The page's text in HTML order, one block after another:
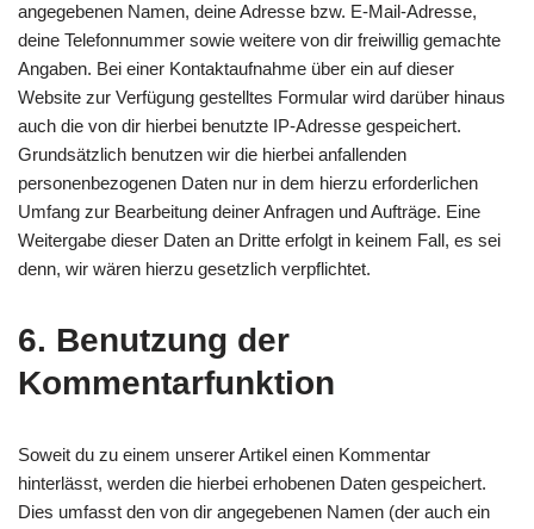
angegebenen Namen, deine Adresse bzw. E-Mail-Adresse,
deine Telefonnummer sowie weitere von dir freiwillig gemachte
Angaben. Bei einer Kontaktaufnahme über ein auf dieser
Website zur Verfügung gestelltes Formular wird darüber hinaus
auch die von dir hierbei benutzte IP-Adresse gespeichert.
Grundsätzlich benutzen wir die hierbei anfallenden
personenbezogenen Daten nur in dem hierzu erforderlichen
Umfang zur Bearbeitung deiner Anfragen und Aufträge. Eine
Weitergabe dieser Daten an Dritte erfolgt in keinem Fall, es sei
denn, wir wären hierzu gesetzlich verpflichtet.
6. Benutzung der
Kommentarfunktion
Soweit du zu einem unserer Artikel einen Kommentar
hinterlässt, werden die hierbei erhobenen Daten gespeichert.
Dies umfasst den von dir angegebenen Namen (der auch ein